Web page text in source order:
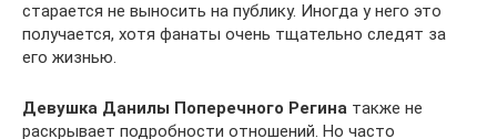
старается не выносить на публику. Иногда у него это
получается, хотя фанаты очень тщательно следят за
его жизнью.
Девушка Данилы Поперечного Регина также не
раскрывает подробности отношений. Но часто